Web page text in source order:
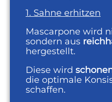
1. Sahne erhitzen
Mascarpone wird
sondern aus
hergestellt.
Diese wird
die optimale
schaffen.